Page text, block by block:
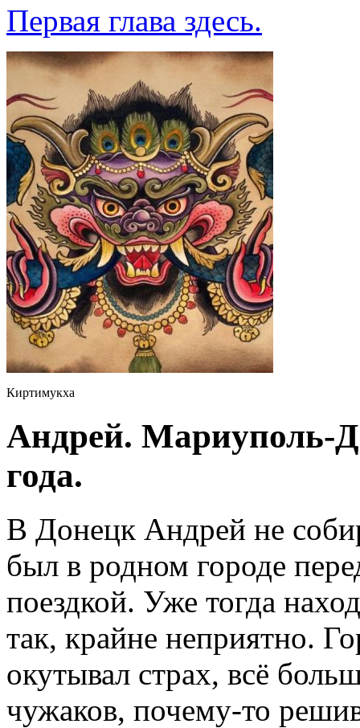
Первая глава здесь.
Киртимукха
Андрей. Мариуполь-
года.
В Донецк Андрей не
был в родном городе
поездкой. Уже тогда
так, крайне неприятно.
окутывал страх, всё
чужаков, почему-то